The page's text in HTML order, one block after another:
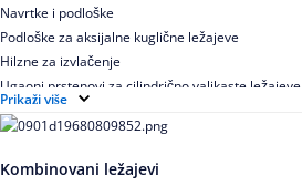
Navrtke i podloške
Podloške za aksijalne kuglične ležajeve
Hilzne za izvlačenje
Ugaoni prstenovi za cilindrično valjkaste ležajeve
Prikaži više
Kombinovani ležajevi